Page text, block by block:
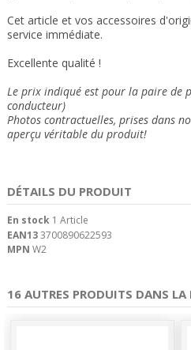
Cet article et vos accessoires
service immédiate.
Excellente qualité !
Le prix indiqué est pour la paire de
conducteur)
Photos contractuelles, prises dans
aperçu véritable du produit!
DÉTAILS DU PRODUIT
En stock 1 Article
EAN133700890622593
MPN W2
16 AUTRES PRODUITS DANS LA